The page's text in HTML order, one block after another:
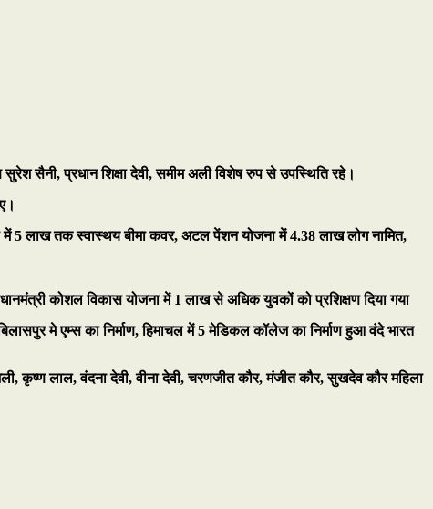
सैनी, प्रधान शिक्षा देवी, समीम अली विशेष रुप से उपस्थिति रहे।
में 5 लाख तक स्वास्थय बीमा कवर, अटल पेंशन योजना में 4.38 लाख लोग नामित,
कोशल विकास योजना में 1 लाख से अधिक युवकों को प्रशिक्षण दिया गया
मे एम्स का निर्माण, हिमाचल में 5 मेडिकल कॉलेज का निर्माण हुआ वंदे भारत
कृष्ण लाल, वंदना देवी, वीना देवी, चरणजीत कौर, मंजीत कौर, सुखदेव कौर महिला